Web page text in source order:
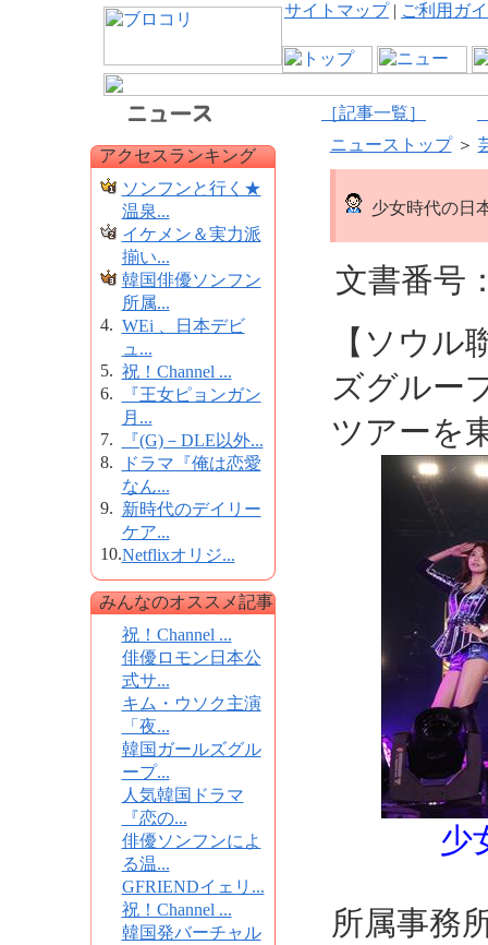
サイトマップ| ご利用ガ
［記事一覧］
アクセスランキング
ソンフンと行く★
温泉...
イケメン＆実力派
揃い...
韓国俳優ソンフン
所属...
4. WEi 、日本デビ
ュ...
5. 祝！Channel ...
6.
『王女ピョンガン
月...
7.
『(G)－DLE以外...
8.
ドラマ『俺は恋愛
なん...
9. 新時代のデイリー
ケア...
10.Netflixオリジ...
みんなのオススメ記事
祝！Channel ...
俳優ロモン日本公
式サ...
キム・ウソク主演
「夜...
韓国ガールズグル
ープ...
人気韓国ドラマ
『恋の...
俳優ソンフンによ
る温...
GFRIENDイェリ...
祝！Channel ...
韓国発バーチャル
ニューストップ＞
少女時代の日
文書番号
【ソウル
ズグルー
ツアーを
少
所属事務